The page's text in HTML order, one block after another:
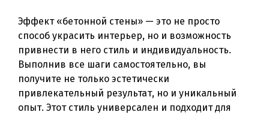
Эффект «бетонной стены» — это не просто
способ украсить интерьер, но и возможность
привнести в него стиль и индивидуальность.
Выполнив все шаги самостоятельно, вы
получите не только эстетически
привлекательный результат, но и уникальный
опыт. Этот стиль универсален и подходит для